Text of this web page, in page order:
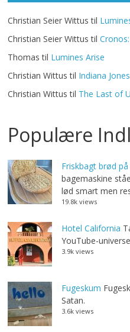
Christian Seier Wittus til
Christian Seier Wittus til
Thomas til Lumines Arise
Christian Wittus til Indiana
Christian Wittus til The Last of
Populære
Friskbagt brød
bagemaskine
lød smart men
19.8k views
Hotel California
YouTube-
3.9k views
Fugeskum
Satan.
3.6k views